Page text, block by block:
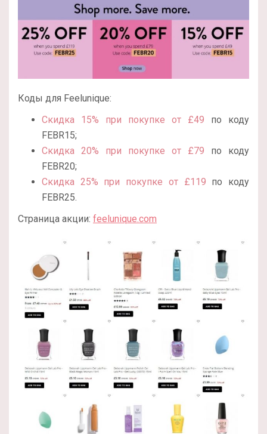
Коды для Feelunique:
Скидка 15% при покупке от £49 по коду
FEBR15;
Скидка 20% при покупке от £79 по коду
FEBR20;
Скидка 25% при покупке от £119 по коду
FEBR25.
Страница акции: feelunique.com